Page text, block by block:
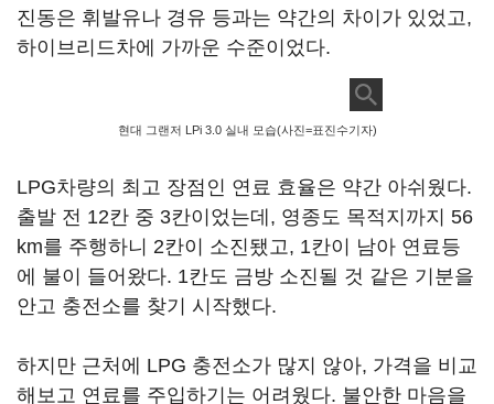
진동은 휘발유나 경유 등과는 약간의 차이가 있었고,
하이브리드차에 가까운 수준이었다.
현대 그랜저 LPi 3.0 실내 모습(사진=표진수기자)
LPG차량의 최고 장점인 연료 효율은 약간 아쉬웠다.
출발 전 12칸 중 3칸이었는데, 영종도 목적지까지 56
km를 주행하니 2칸이 소진됐고, 1칸이 남아 연료등
에 불이 들어왔다. 1칸도 금방 소진될 것 같은 기분을
안고 충전소를 찾기 시작했다.
하지만 근처에 LPG 충전소가 많지 않아, 가격을 비교
해보고 연료를 주입하기는 어려웠다. 불안한 마음을